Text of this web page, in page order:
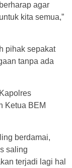
agar
kita semua,”
pihak sepakat
tanpa ada
Ketua BEM
berdamai,
saling
terjadi lagi hal